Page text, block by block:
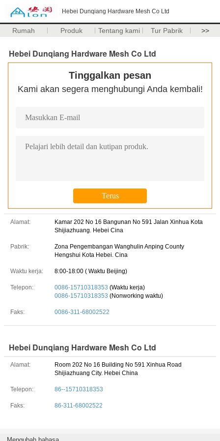
Hebei Dunqiang Hardware Mesh Co Ltd
Rumah Produk Tentang kami Tur Pabrik >>
Hebei Dunqiang Hardware Mesh Co Ltd
Tinggalkan pesan
Kami akan segera menghubungi Anda kembali!
Alamat:
Kamar 202 No 16 Bangunan No 591 Jalan Xinhua Kota
Shijiazhuang. Hebei Cina
Pabrik:
Zona Pengembangan Wanghulin Anping County
Hengshui Kota Hebei. Cina
Waktu kerja: 8:00-18:00 ( Waktu Beijing)
Telepon: 0086-15710318353 (Waktu kerja)
0086-15710318353 (Nonworking waktu)
Faks: 0086-311-68002522
Hebei Dunqiang Hardware Mesh Co Ltd
Alamat:
Room 202 No 16 Building No 591 Xinhua Road
Shijiazhuang City. Hebei China
Telepon: 86--15710318353
Faks: 86-311-68002522